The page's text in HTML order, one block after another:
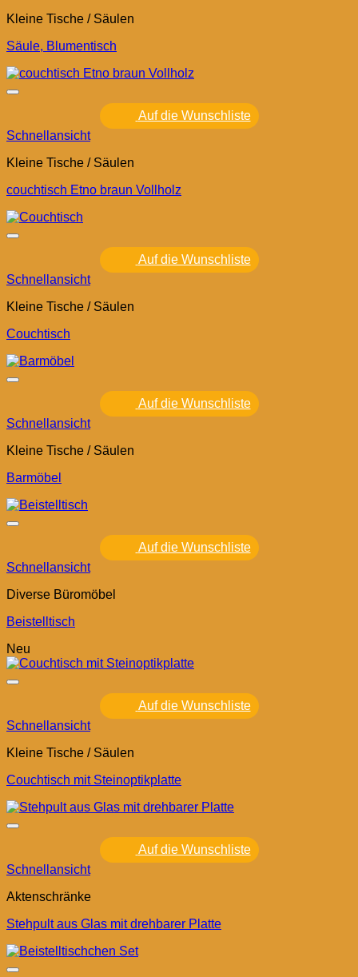
Kleine Tische / Säulen
Säule, Blumentisch
Auf die Wunschliste
Schnellansicht
Kleine Tische / Säulen
couchtisch Etno braun Vollholz
Auf die Wunschliste
Schnellansicht
Kleine Tische / Säulen
Couchtisch
Auf die Wunschliste
Schnellansicht
Kleine Tische / Säulen
Barmöbel
Auf die Wunschliste
Schnellansicht
Diverse Büromöbel
Beistelltisch
Neu
Auf die Wunschliste
Schnellansicht
Kleine Tische / Säulen
Couchtisch mit Steinoptikplatte
Auf die Wunschliste
Schnellansicht
Aktenschränke
Stehpult aus Glas mit drehbarer Platte